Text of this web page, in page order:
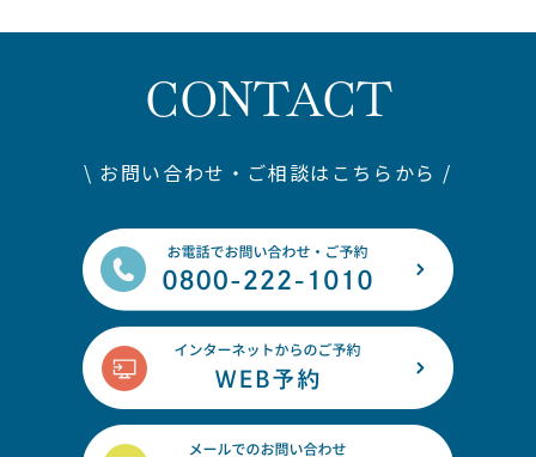
CONTACT
\ お問い合わせ・ご相談はこちらから /